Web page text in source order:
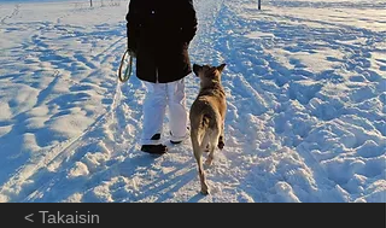
< Takaisin